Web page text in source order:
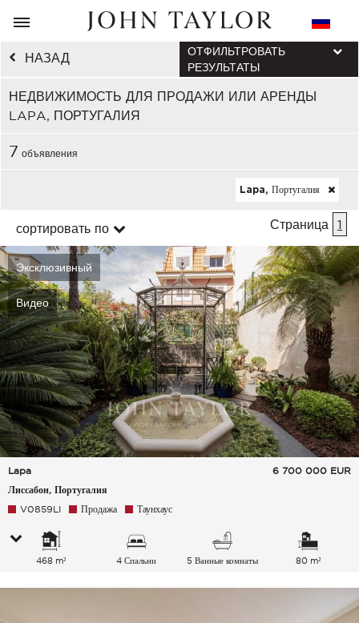
НАЗАД
НЕДВИЖИМОСТЬ ДЛЯ ПРОДАЖИ ИЛИ АРЕНДЫ
LAPA, ПОРТУГАЛИЯ
ОТФИЛЬТРОВАТЬ
РЕЗУЛЬТАТЫ
7 объявления
Lapa, Португалия
сортировать по Страница 1
Эксклюзивный
Видео
Lapa
Лиссабон, Португалия
6 700 000 EUR
V0859LI Продажа Таунхаус
468 m² 4 Спальни 5 Ванные комнаты 80 m²